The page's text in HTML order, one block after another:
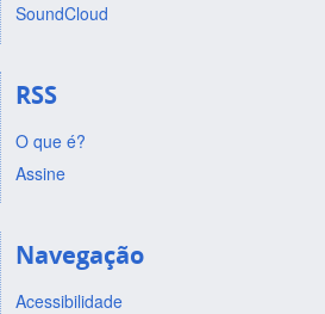
SoundCloud
RSS
O que é?
Assine
Navegação
Acessibilidade